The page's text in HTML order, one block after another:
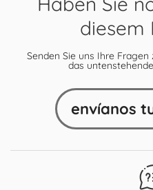
diesem
Senden Sie uns Ihre
das
envíanos